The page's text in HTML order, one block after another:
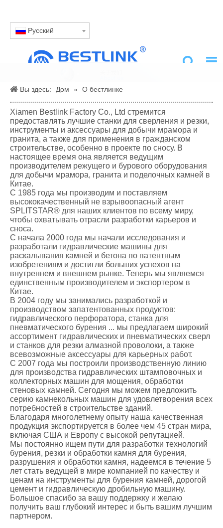
Pусский
Вы здесь: Дом » О бестлинке
Xiamen Bestlink Factory Co., Ltd стремится
предоставлять лучшие станки для сверления и резки,
инструменты и аксессуары для добычи мрамора и
гранита, а также для применения в гражданском
строительстве, особенно в проекте по сносу. В
настоящее время она является ведущим
производителем режущего и бурового оборудования
для добычи мрамора, гранита и поделочных камней в
Китае.
С 1985 года мы производим и поставляем
высококачественный не взрывоопасный агент
SPLITSTAR® для наших клиентов по всему миру,
чтобы охватывать отрасли разработки карьеров и
сноса.
С начала 2000 года мы начали исследования и
разработали гидравлические машины для
раскалывания камней и бетона по патентным
изобретениям и достигли больших успехов на
внутреннем и внешнем рынке. Теперь мы являемся
единственным производителем и экспортером в
Китае.
В 2004 году мы занимались разработкой и
производством запатентованных продуктов:
гидравлического перфоратора, станка для
пневматического бурения ... мы предлагаем широкий
ассортимент гидравлических и пневматических сверл
и станков для резки алмазной проволоки, а также
всевозможные аксессуары для карьерных работ.
С 2007 года мы построили производственную линию
для производства гидравлических штамповочных и
коллекторных машин для мощения, обработки
стеновых камней. Сегодня мы можем предложить
серию камнекольных машин для удовлетворения всех
потребностей в строительстве зданий.
Благодаря многолетнему опыту наша качественная
продукция экспортируется в более чем 45 стран мира,
включая США и Европу с высокой репутацией.
Мы постоянно ищем пути для разработки технологий
бурения, резки и обработки камня для бурения,
разрушения и обработки камня, надеемся в течение 5
лет стать ведущей в мире компанией по качеству и
ценам на инструменты для бурения камней, дорогой
цемент и гидравлическую дробильную машину.
Большое спасибо за вашу поддержку и желаю
получить ваш глубокий интерес и быть вашим лучшим
партнером.